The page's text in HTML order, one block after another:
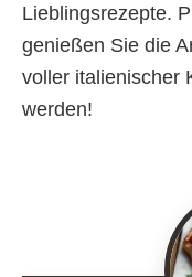
Lieblingsrezepte.
genießen Sie die
voller italienischer
werden!